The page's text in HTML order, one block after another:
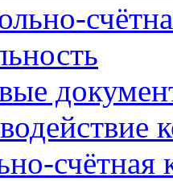
счётная